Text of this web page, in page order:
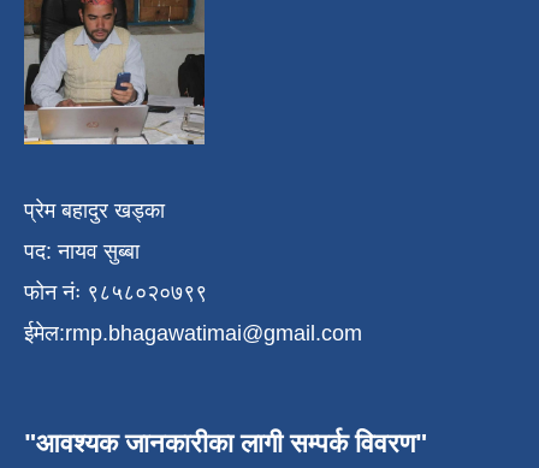
प्रेम बहादुर खड्का
पद: नायव सुब्बा
फोन नंः ९८५८०२०७९९
ईमेल:rmp.bhagawatimai@gmail.com
"आवश्यक जानकारीका लागी सम्पर्क विवरण"